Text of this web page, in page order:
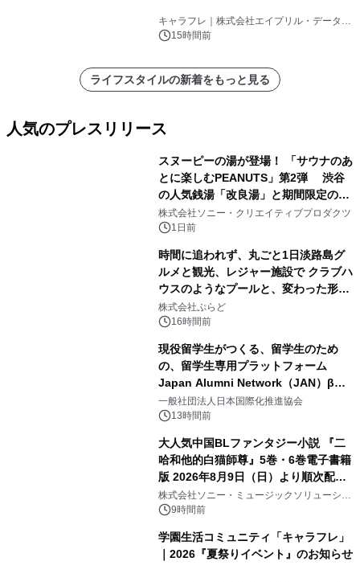
キャラフレ｜株式会社エイプリル・データ・
デザインズ
15時間前
ライフスタイルの新着をもっと見る
人気のプレスリリース
スヌーピーの湯が登場！ 「サウナのあ
とに楽しむPEANUTS」第2弾 渋谷
の人気銭湯「改良湯」と期間限定のコ
ラボレーション サウナイキタイコラ
ボグッズも発売決定！
株式会社ソニー・クリエイティブプロダクツ
1日前
時間に追われず、丸ごと1日淡路島グ
ルメと観光、レジャー施設で クラブハ
ウスのようなプールと、変わった形の
サウナも 「THE BOXY AWAJI」のお
得な素泊まり連泊プランで
株式会社ぷらど
16時間前
現役留学生がつくる、留学生のため
の、留学生専用プラットフォーム
Japan Alumni Network（JAN）β版
をリリース
一般社団法人日本国際化推進協会
13時間前
大人気中国BLファンタジー小説 『二
哈和他的白猫師尊』5巻・6巻電子書籍
版 2026年8月9日（日）より順次配信
開始
株式会社ソニー・ミュージックソリューショ
ンズ9時間前
学園生活コミュニティ「キャラフレ」
｜2026『夏祭りイベント』のお知らせ